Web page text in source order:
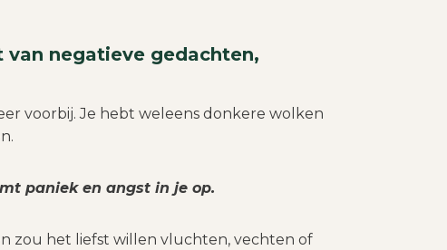
negatieve gedachten,
voorbij. Je hebt weleens donkere wolken
paniek en angst in je op.
zou het liefst willen vluchten, vechten of